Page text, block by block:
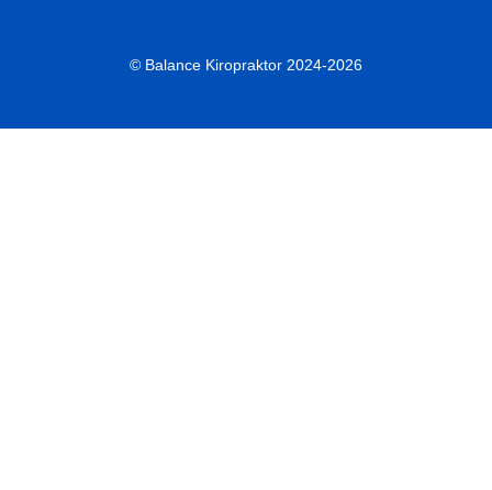
© Balance Kiropraktor 2024-2026